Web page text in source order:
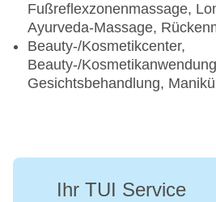
Fußreflexzonenmassage,
Ayurveda-Massage,
Beauty-/Kosmetikcenter,
Beauty-/
Gesichtsbehandlung,
Ihr TUI Service